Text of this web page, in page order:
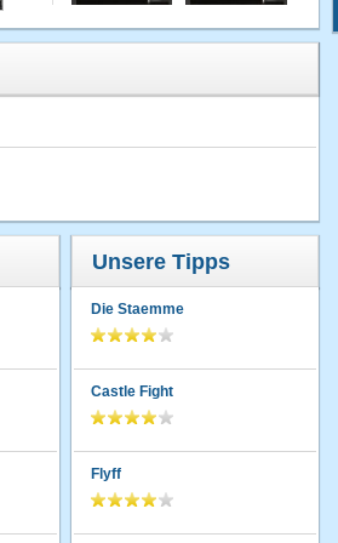
Unsere Tipps
Die Staemme
Castle Fight
Flyff